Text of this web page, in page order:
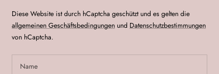
Diese Website ist durch hCaptcha geschützt und es gelten die
allgemeinen Geschäftsbedingungen und Datenschutzbestimmungen
von hCaptcha.
Name